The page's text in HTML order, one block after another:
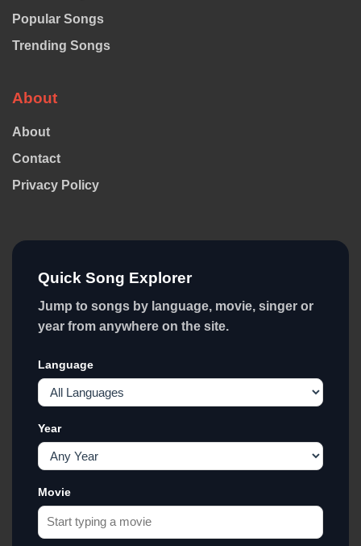
Popular Songs
Trending Songs
About
About
Contact
Privacy Policy
Quick Song Explorer
Jump to songs by language, movie, singer or
year from anywhere on the site.
Language
Year
Movie